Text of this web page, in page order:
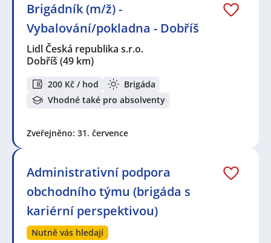
Brigádník (m/ž) -
Vybalování/pokladna - Dobříš
Lidl Česká republika s.r.o.
Dobříš (49 km)
200 Kč / hod
Brigáda
Vhodné také pro absolventy
Zveřejněno: 31. července
Administrativní podpora
obchodního týmu (brigáda s
kariérní perspektivou)
Nutně vás hledají